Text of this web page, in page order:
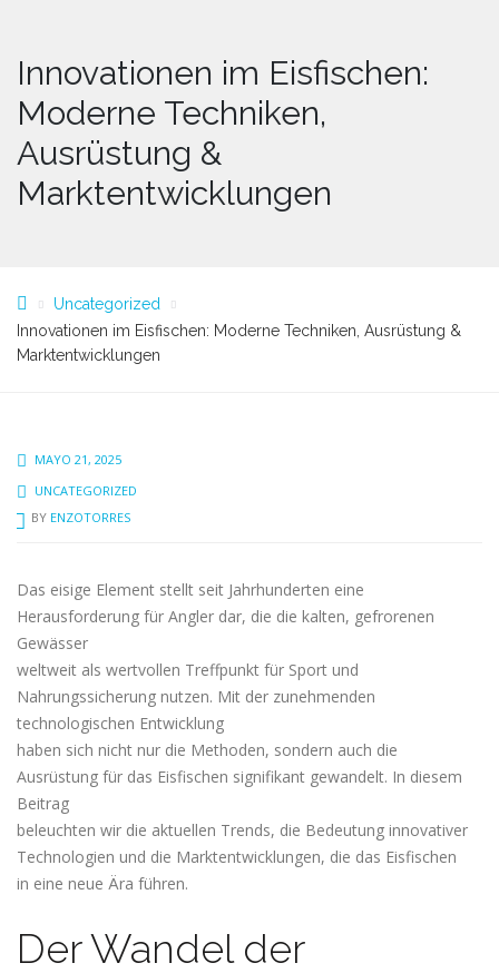
Innovationen im Eisfischen:
Moderne Techniken,
Ausrüstung &
Marktentwicklungen
Uncategorized
Innovationen im Eisfischen: Moderne Techniken, Ausrüstung &
Marktentwicklungen
MAYO 21, 2025
UNCATEGORIZED
BY ENZOTORRES
Das eisige Element stellt seit Jahrhunderten eine
Herausforderung für Angler dar, die die kalten, gefrorenen
Gewässer
weltweit als wertvollen Treffpunkt für Sport und
Nahrungssicherung nutzen. Mit der zunehmenden
technologischen Entwicklung
haben sich nicht nur die Methoden, sondern auch die
Ausrüstung für das Eisfischen signifikant gewandelt. In diesem
Beitrag
beleuchten wir die aktuellen Trends, die Bedeutung innovativer
Technologien und die Marktentwicklungen, die das Eisfischen
in eine neue Ära führen.
Der Wandel der